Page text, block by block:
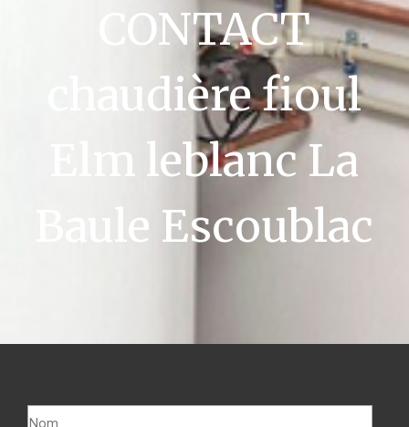
CONTACT
chaudière fioul
Elm leblanc La
Baule Escoublac